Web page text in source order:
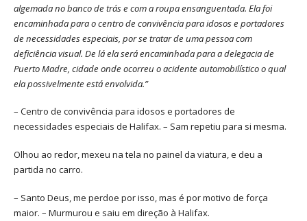
algemada no banco de trás e com a roupa ensanguentada. Ela foi
encaminhada para o centro de convivência para idosos e portadores
de necessidades especiais, por se tratar de uma pessoa com
deficiência visual. De lá ela será encaminhada para a delegacia de
Puerto Madre, cidade onde ocorreu o acidente automobilístico o qual
ela possivelmente está envolvida.”
– Centro de convivência para idosos e portadores de
necessidades especiais de Halifax. – Sam repetiu para si mesma.
Olhou ao redor, mexeu na tela no painel da viatura, e deu a
partida no carro.
– Santo Deus, me perdoe por isso, mas é por motivo de força
maior. – Murmurou e saiu em direção à Halifax.